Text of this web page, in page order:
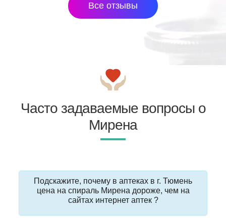
Все отзывы
Часто задаваемые вопросы о
Мирена
Подскажите, почему в аптеках в г. Тюмень
цена на спираль Мирена дороже, чем на
сайтах интернет аптек ?